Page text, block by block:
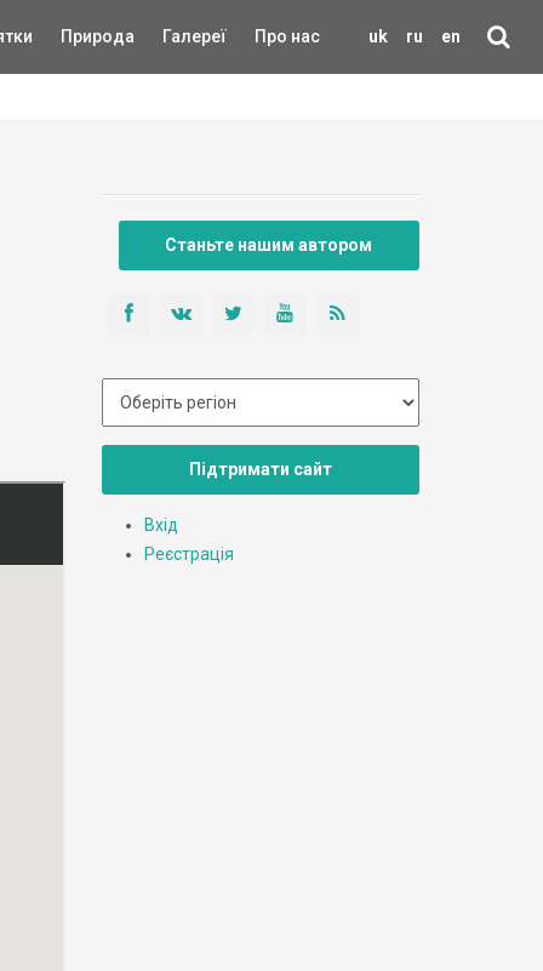
uk ru en
Природа Галереї Про нас
Станьте нашим автором
Підтримати сайт
Вхід
Реєстрація